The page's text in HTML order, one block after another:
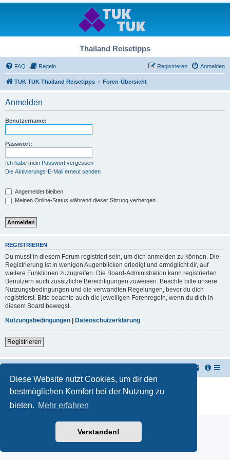
Diese Website nutzt Cookies, um dir den
bestmöglichen Komfort bei der Nutzung zu
bieten. Mehr erfahren
Verstanden!
Thailand Reisetipps
FAQ Regeln Anmelden
Registrieren
TUK TUK Thailand Reisetipps Foren-Übersicht
Anmelden
Benutzername:
Passwort:
Ich habe mein Passwort vergessen
Die Aktivierungs-E-Mail erneut senden
Angemeldet bleiben
Meinen Online-Status während dieser Sitzung verbergen
REGISTRIEREN
Du musst in diesem Forum registriert sein, um dich anmelden zu können. Die
Registrierung ist in wenigen Augenblicken erledigt und ermöglicht dir, auf
weitere Funktionen zuzugreifen. Die Board-Administration kann registrierten
Benutzern auch zusätzliche Berechtigungen zuweisen. Beachte bitte unsere
Nutzungsbedingungen und die verwandten Regelungen, bevor du dich
registrierst. Bitte beachte auch die jeweiligen Forenregeln, wenn du dich in
diesem Board bewegst.
Nutzungsbedingungen
Datenschutzerklärung
Registrieren
Deutsche Übersetzung durchphpBB.de
Datenschutz